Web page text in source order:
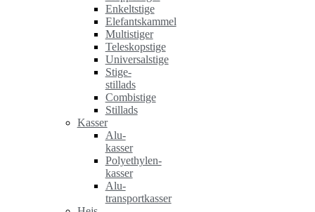
Enkeltstige
Elefantskammel
Multistiger
Teleskopstige
Universalstige
Stige-
stillads
Combistige
Stillads
Kasser
Alu-
kasser
Polyethylen-
kasser
Alu-
transportkasser